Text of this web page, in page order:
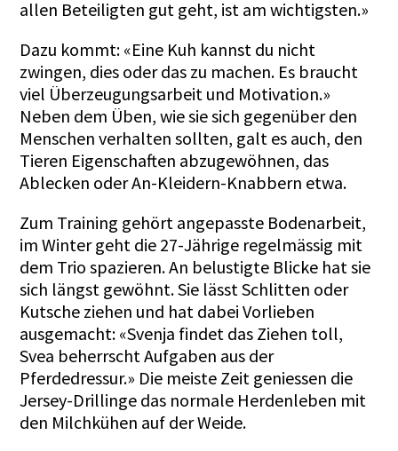
allen Beteiligten gut geht, ist am wichtigsten.»
Dazu kommt: «Eine Kuh kannst du nicht
zwingen, dies oder das zu machen. Es braucht
viel Überzeugungsarbeit und Motivation.»
Neben dem Üben, wie sie sich gegenüber den
Menschen verhalten sollten, galt es auch, den
Tieren Eigenschaften abzugewöhnen, das
Ablecken oder An-Kleidern-Knabbern etwa.
Zum Training gehört angepasste Bodenarbeit,
im Winter geht die 27-Jährige regelmäs­sig mit
dem Trio spazieren. An belustigte Blicke hat sie
sich längst gewöhnt. Sie lässt Schlitten oder
Kutsche ziehen und hat dabei Vorlieben
ausgemacht: «Svenja findet das Ziehen toll,
Svea beherrscht Aufgaben aus der
Pferdedressur.» Die meiste Zeit geniessen die
Jersey-Drillinge das normale Herdenleben mit
den Milchkühen auf der Weide.